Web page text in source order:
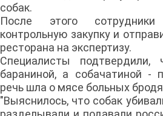
собак.
После этого
контрольную закупку и
ресторана на экспертизу.
Специалисты
бараниной, а собачатиной -
речь шла о мясе больных
"Выяснилось, что собак